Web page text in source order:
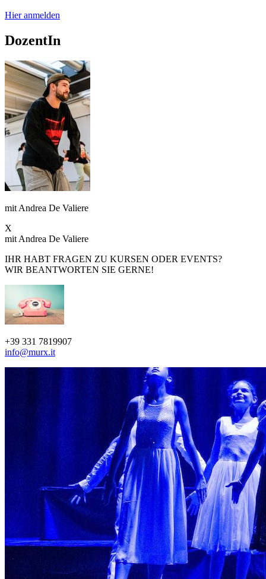
Hier anmelden
DozentIn
mit Andrea De Valiere
X
mit Andrea De Valiere
IHR HABT FRAGEN ZU KURSEN ODER EVENTS?
WIR BEANTWORTEN SIE GERNE!
+39 331 7819907
info@murx.it